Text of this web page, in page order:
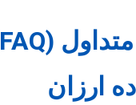
ارزان